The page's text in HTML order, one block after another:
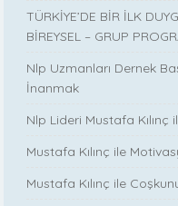
TÜRKİYE’DE BİR İLK
BİREYSEL – GRUP
Nlp Uzmanları Dernek
İnanmak
Nlp Lideri Mustafa
Mustafa Kılınç ile
Mustafa Kılınç ile